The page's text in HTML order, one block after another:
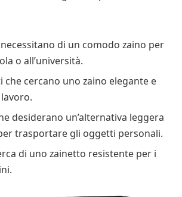
di un comodo zaino per
o all’università.
che cercano uno zaino elegante e
desiderano un’alternativa leggera
trasportare gli oggetti personali.
di uno zainetto resistente per i